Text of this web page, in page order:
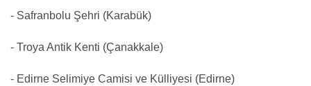
- Safranbolu Şehri (Karabük)
- Troya Antik Kenti (Çanakkale)
- Edirne Selimiye Camisi ve Külliyesi (Edirne)